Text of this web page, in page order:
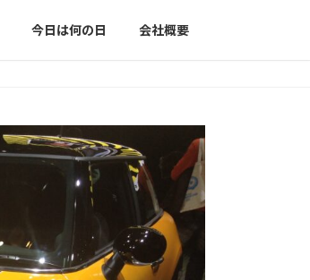
今日は何の日 会社概要